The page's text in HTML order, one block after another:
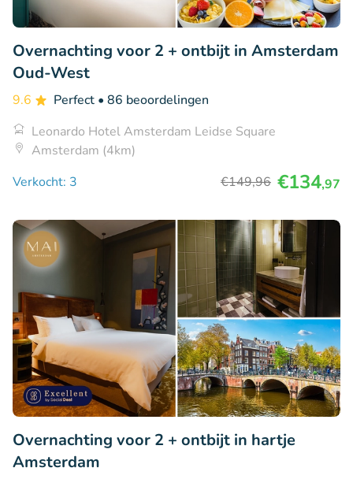
Overnachting voor 2 + ontbijt in Amsterdam
Oud-West
9.6 Perfect • 86 beoordelingen
Leonardo Hotel Amsterdam Leidse Square
Amsterdam (4km)
Verkocht: 3
€149,96 €134,97
Overnachting voor 2 + ontbijt in hartje
Amsterdam